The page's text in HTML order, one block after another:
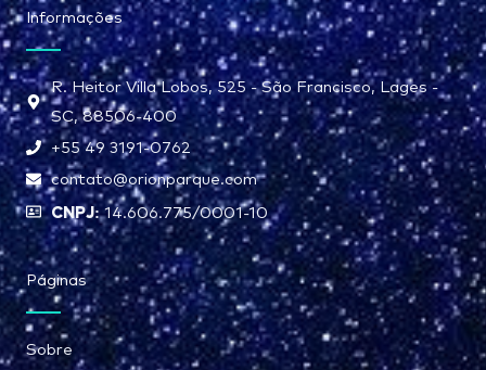
Páginas
Sobre
Informações
R. Heitor Villa Lobos, 525 - São Francisco, Lages -
SC, 88506-400
+55 49 3191-0762
contato@orionparque.com
CNPJ:14.606.775/0001-10